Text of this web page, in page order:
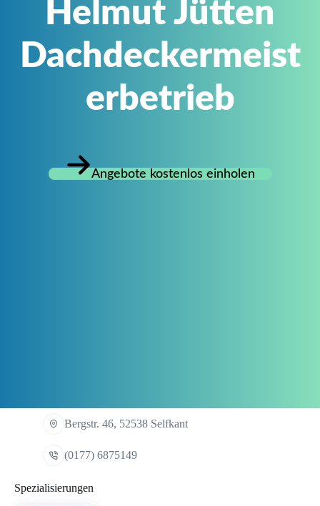
Helmut Jütten
Dachdeckermeist
erbetrieb
Angebote kostenlos einholen
Bergstr. 46, 52538 Selfkant
(0177) 6875149
Spezialisierungen